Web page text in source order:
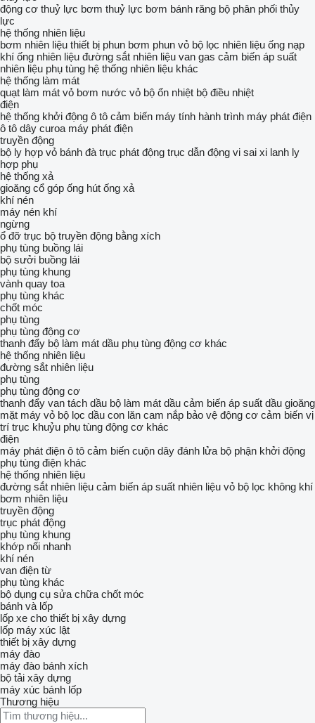
động cơ thuỷ lực bơm thuỷ lực bơm bánh răng bộ phân phối thủy
lực
hệ thống nhiên liệu
bơm nhiên liệu thiết bị phun bơm phun vỏ bộ lọc nhiên liệu ống nạp
khí ống nhiên liệu đường sắt nhiên liệu van gas cảm biến áp suất
nhiên liệu phụ tùng hệ thống nhiên liệu khác
hệ thống làm mát
quạt làm mát vỏ bơm nước vỏ bộ ổn nhiệt bộ điều nhiệt
điện
hệ thống khởi động ô tô cảm biến máy tính hành trình máy phát điện
ô tô dây curoa máy phát điện
truyền động
bộ ly hợp vỏ bánh đà trục phát động trục dẫn động vi sai xi lanh ly
hợp phụ
hệ thống xả
gioăng cổ góp ống hút ống xả
khí nén
máy nén khí
ngừng
ổ đỡ trục bộ truyền động bằng xích
phụ tùng buồng lái
bộ sưởi buồng lái
phụ tùng khung
vành quay toa
phụ tùng khác
chốt móc
phụ tùng
phụ tùng động cơ
thanh đẩy bộ làm mát dầu phụ tùng động cơ khác
hệ thống nhiên liệu
đường sắt nhiên liệu
phụ tùng
phụ tùng động cơ
thanh đẩy van tách dầu bộ làm mát dầu cảm biến áp suất dầu gioăng
mặt máy vỏ bộ lọc dầu con lăn cam nắp bảo vệ động cơ cảm biến vị
trí trục khuỷu phụ tùng động cơ khác
điện
máy phát điện ô tô cảm biến cuộn dây đánh lửa bộ phận khởi động
phụ tùng điện khác
hệ thống nhiên liệu
đường sắt nhiên liệu cảm biến áp suất nhiên liệu vỏ bộ lọc không khí
bơm nhiên liệu
truyền động
trục phát động
phụ tùng khung
khớp nối nhanh
khí nén
van điện từ
phụ tùng khác
bộ dụng cụ sửa chữa chốt móc
bánh và lốp
lốp xe cho thiết bị xây dựng
lốp máy xúc lật
thiết bị xây dựng
máy đào
máy đào bánh xích
bộ tải xây dựng
máy xúc bánh lốp
Thương hiệu